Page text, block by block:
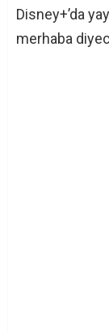
Disney+’da
merhaba